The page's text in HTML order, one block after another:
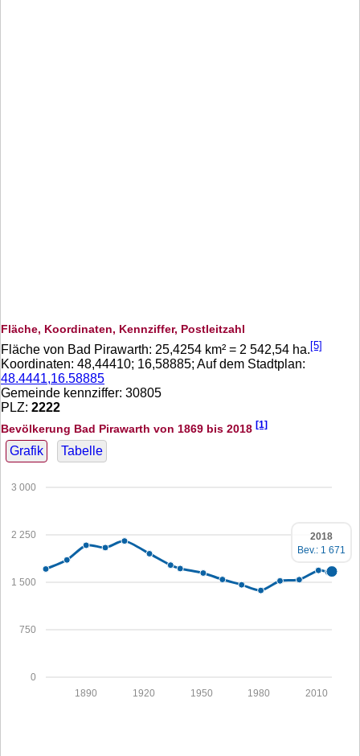
Fläche, Koordinaten, Kennziffer, Postleitzahl
Fläche von Bad Pirawarth: 25,4254 km² = 2 542,54 ha. [5]
Koordinaten: 48,44410; 16,58885; Auf dem Stadtplan:
48.4441,16.58885
Gemeinde kennziffer: 30805
PLZ: 2222
Bevölkerung Bad Pirawarth von 1869 bis 2018 [1]
Grafik Tabelle
0
750
1 500
2 250
3 000
2010
1980
1950
1920
1890
2018
Bev.: 1 671